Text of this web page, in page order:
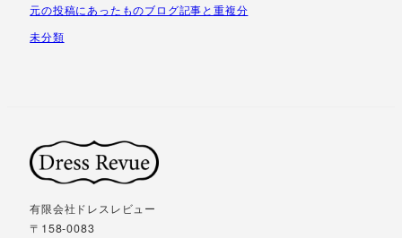
元の投稿にあったものブログ記事と重複分
未分類
有限会社ドレスレビュー
〒158-0083